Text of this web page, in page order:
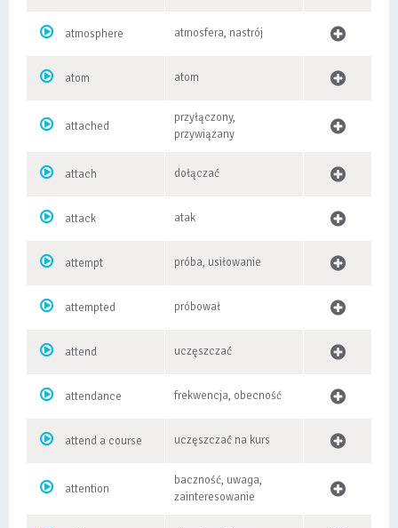
atmosphere atmosfera, nastrój
atom atom
attached
przyłączony,
przywiązany
attach dołączać
attack atak
attempt próba, usiłowanie
attempted próbował
attend uczęszczać
attendance frekwencja, obecność
attend a course uczęszczać na kurs
attention
baczność, uwaga,
zainteresowanie